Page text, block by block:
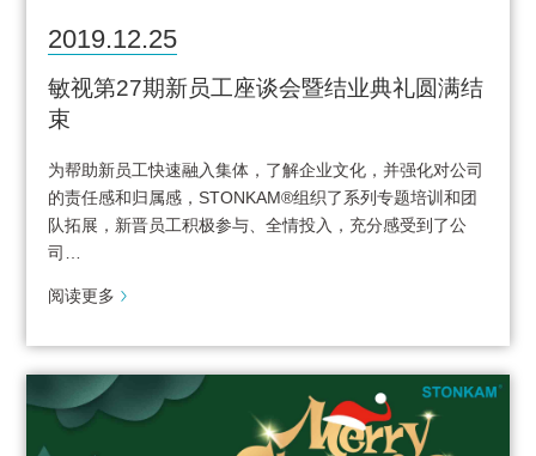
2019.12.25
敏视第27期新员工座谈会暨结业典礼圆满结
束
为帮助新员工快速融入集体，了解企业文化，并强化对公司
的责任感和归属感，STONKAM®组织了系列专题培训和团
队拓展，新晋员工积极参与、全情投入，充分感受到了公
司…
阅读更多